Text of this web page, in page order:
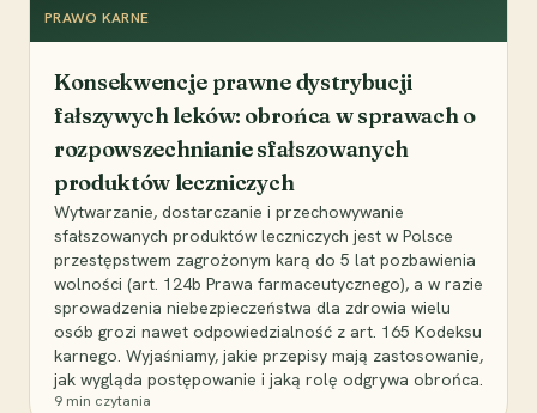
PRAWO KARNE
Konsekwencje prawne dystrybucji
fałszywych leków: obrońca w sprawach o
rozpowszechnianie sfałszowanych
produktów leczniczych
Wytwarzanie, dostarczanie i przechowywanie
sfałszowanych produktów leczniczych jest w Polsce
przestępstwem zagrożonym karą do 5 lat pozbawienia
wolności (art. 124b Prawa farmaceutycznego), a w razie
sprowadzenia niebezpieczeństwa dla zdrowia wielu
osób grozi nawet odpowiedzialność z art. 165 Kodeksu
karnego. Wyjaśniamy, jakie przepisy mają zastosowanie,
jak wygląda postępowanie i jaką rolę odgrywa obrońca.
9 min czytania